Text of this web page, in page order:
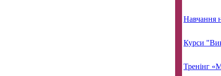
Навчання
Курси
Тренінг